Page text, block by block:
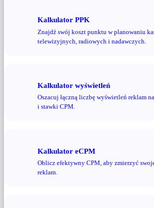
Kalkulator PPK
Znajdź swój koszt punktu w planowaniu
telewizyjnych, radiowych i nadawczych.
Kalkulator wyświetleń
Oszacuj łączną liczbę wyświetleń reklam
i stawki CPM.
Kalkulator eCPM
Oblicz efektywny CPM, aby zmierzyć
reklam.